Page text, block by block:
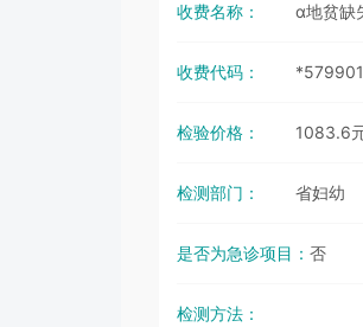
收费名称： α地贫缺
收费代码：
检验价格： 1083.6
检测部门： 省妇幼
是否为急诊项目： 否
检测方法：